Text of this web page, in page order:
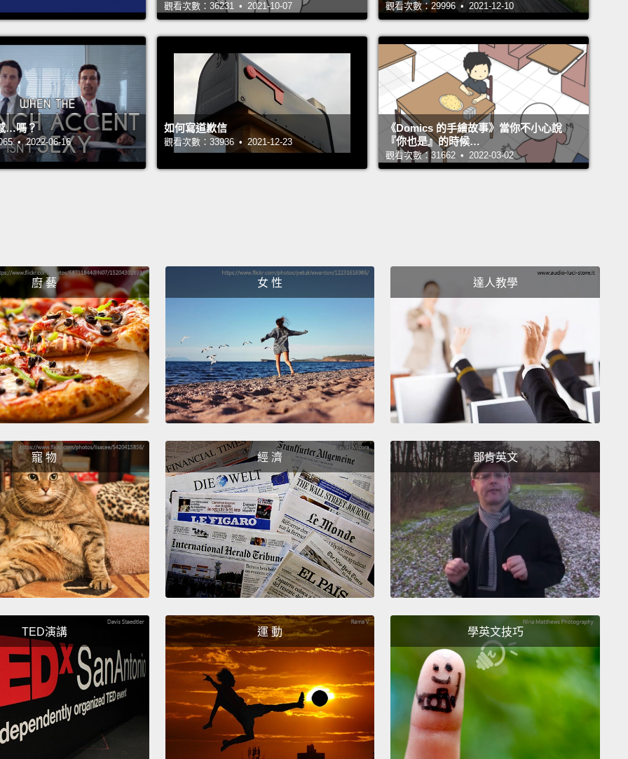
Four earthquakes of magnitude two will happen within the
same minute.
同一分鐘會發生四起震度兩級的地震。
116 people will tie the knot.
116 人會結為連理。
144 people will move into a new place.
144 人會搬到新家。
We will create 5.5 million pounds of garbage.
我們會製造出 550 萬磅的垃圾。
McDonald's will sell 4,500 burgers.
麥當勞會賣出 4,500 個漢堡。
180,000 animals will be killed in slaughterhouses.
18 萬隻動物會在屠宰場被殺掉。
We'll collectively poop 1.5 million pounds of crap.
所有人加起來會排出 150 萬磅的排泄物。
People will drink around 1.3 million servings of Coca-
Cola.
我們會喝掉 130 萬瓶可口可樂。
According to the FBI, at least one person will be
assaulted in the USA.
根據聯邦調查局指出，美國至少有一個人會被攻擊。
Also in the U.S., there will be around three burglaries, 10
thefts, and someone will steal a car.
同樣在美國，大概會發生三起住宅竊盜、十起偷竊案，有一部
車會被偷走。
觀看次數：36231 • 2021-10-07 觀看次數：29996 • 2021-12-10
…嗎？
• 2022-06-16
如何寫道歉信
觀看次數：33936 • 2021-12-23
《Domics 的手繪故事》當你不小心說
『你也是』的時候…
觀看次數：31662 • 2022-03-02
廚 藝 女 性 達人教學
寵 物 經 濟 鄧肯英文
TED演講 運 動 學英文技巧